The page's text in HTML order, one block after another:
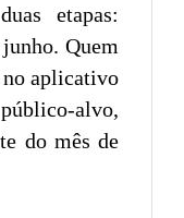
etapas:
Quem
no aplicativo
alvo,
do mês de